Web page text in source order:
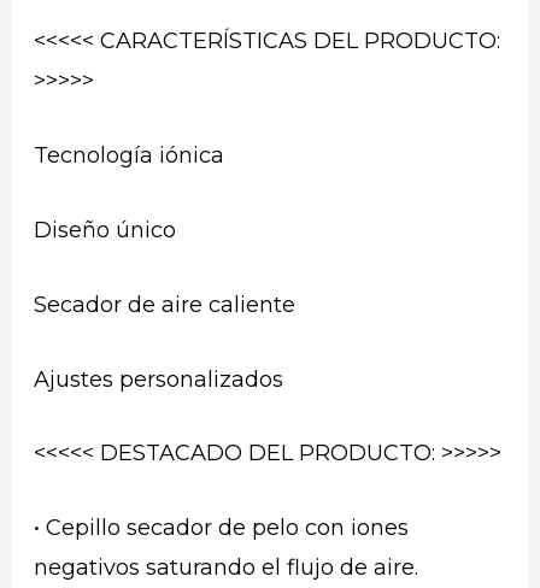
<<<<< CARACTERÍSTICAS DEL PRODUCTO:
>>>>>
Tecnología iónica
Diseño único
Secador de aire caliente
Ajustes personalizados
<<<<< DESTACADO DEL PRODUCTO: >>>>>
• Cepillo secador de pelo con iones
negativos saturando el flujo de aire.